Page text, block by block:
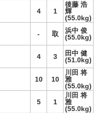
4 1
後藤 浩
輝
(55.0kg)
- 取
浜中 俊
(55.0kg)
4 3
田中 健
(51.0kg)
10 10
川田 将
雅
(55.0kg)
5 1
川田 将
雅
(55.0kg)